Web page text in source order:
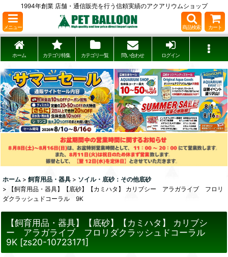
1994年創業 店舗・通信販売を行う信頼実績のアクアリウムショップ
メニュー 商品検索 カート
ホーム カテゴリ特集 カテゴリ一覧 問い合わせ ログイン
ホーム > 飼育用品・器具 > ソイル・底砂：その他底砂
>
【飼育用品・器具】【底砂】【カミハタ】 カリブシー アラガライブ フロリ
ダクラッシュドコーラル 9K
【飼育用品・器具】【底砂】【カミハタ】 カリブシ
ー アラガライブ フロリダクラッシュドコーラル
9K [zs20-10723171]